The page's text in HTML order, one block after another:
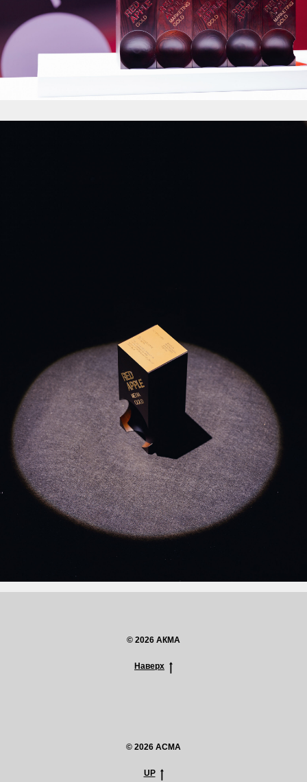
© 2026 АКМА
Наверх
© 2026 ACMA
UP